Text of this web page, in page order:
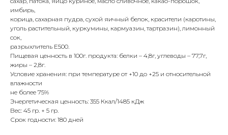
имбирь,
корица, сахарная пудра, сухой яичный белок, красители (каротины,
уголь растительный, куркумины, кармуазин, тартразин), лимонный
сок,
разрыхлитель Е500.
Пищевая ценность в 100г. продукта: белки – 4,8г, углеводы – 77,7г,
жиры – 2,8г.
Условие хранения: при температуре от +10 до +25 и относительной
влажности
не более 75%
Энергетическая ценность: 355 Ккал/1485 кДж
Вес: 45 гр. + 5 гр.
Срок годности: 180 дней